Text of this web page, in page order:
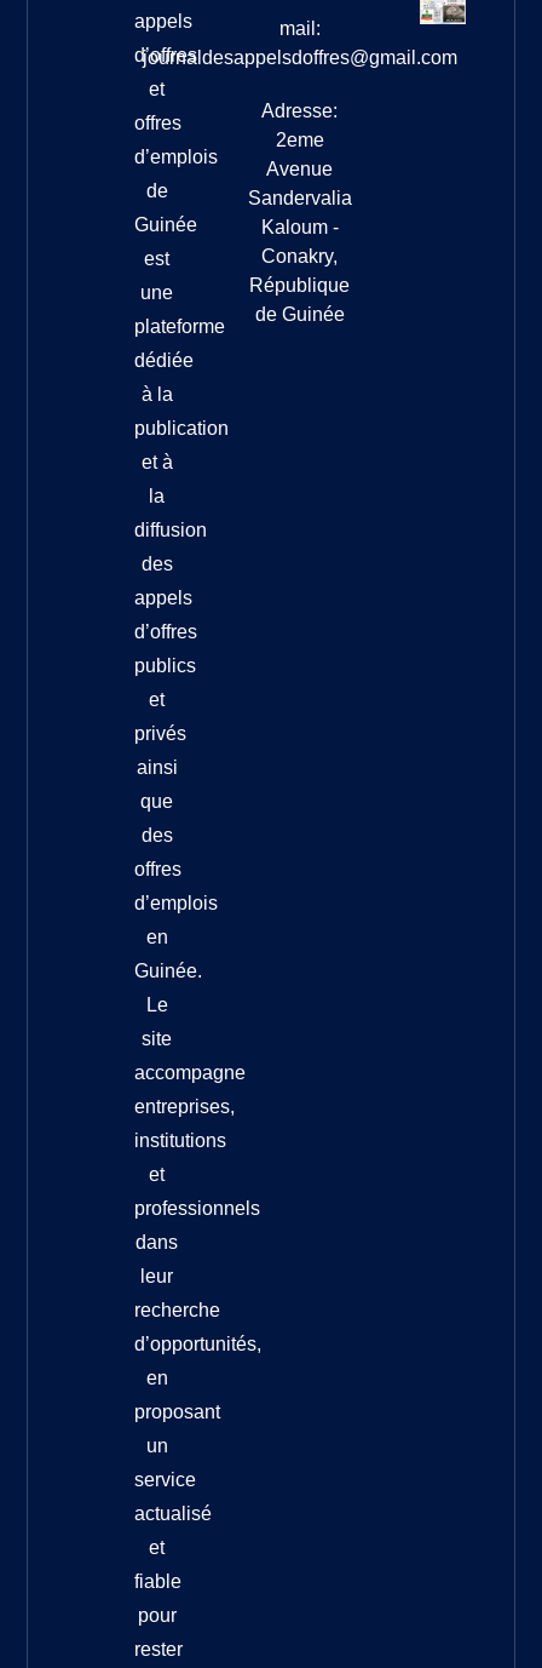
appels
d’offres
et
offres
d’emplois
de
Guinée
est
une
plateforme
dédiée
à la
publication
et à
la
diffusion
des
appels
d’offres
publics
et
privés
ainsi
que
des
offres
d’emplois
en
Guinée.
Le
site
accompagne
entreprises,
institutions
et
professionnels
dans
leur
recherche
d’opportunités,
en
proposant
un
service
actualisé
et
fiable
pour
rester
mail:
journaldesappelsdoffres@gmail.com
Adresse:
2eme
Avenue
Sandervalia
Kaloum -
Conakry,
République
de Guinée